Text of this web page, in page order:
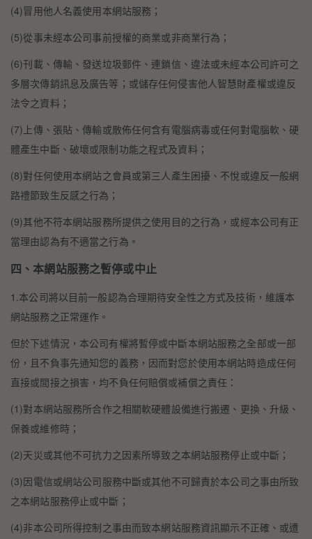
(4)冒用他人名義使用本網站服務；
(5)從事未經本公司事前授權的商業或非商業行為；
(6)刊載、傳輸、發送垃圾郵件、連鎖信、違法或未經本公司許可之
多層次傳銷訊息及廣告等；或儲存任何侵害他人智慧財產權或違反
法令之資料；
(7)上傳、張貼、傳輸或散佈任何含有電腦病毒或任何對電腦軟、硬
體產生中斷、破壞或限制功能之程式及資料；
(8)對任何使用本網站之會員或第三人產生困擾、不悅或違反一般網
路禮節致生反感之行為；
(9)其他不符本網站服務所提供之使用目的之行為，或經本公司有正
當理由認為有不適當之行為。
四、本網站服務之暫停或中止
1.本公司將以目前一般認為合理期待安全性之方式及技術，維護本
網站服務之正常運作。
但於下述情況，本公司有權將暫停或中斷本網站服務之全部或一部
份，且不負事先通知您的義務，因而對您於使用本網站時造成任何
直接或間接之損害，均不負任何賠償或補償之責任：
(1)對本網站服務所合作之相關軟硬體設備進行搬遷、更換、升級、
保養或維修時；
(2)天災或其他不可抗力之因素所導致之本網站服務停止或中斷；
(3)因電信或網站公司服務中斷或其他不可歸責於本公司之事由所致
之本網站服務停止或中斷；
(4)非本公司所得控制之事由而致本網站服務資訊顯示不正確、或遭